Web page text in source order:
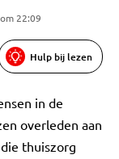
22:09
Hulp bij lezen
in de
overleden aan
thuiszorg